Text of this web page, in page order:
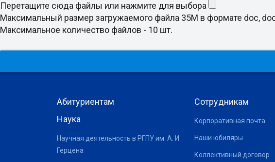
Перетащите сюда файлы или нажмите для выбора
Максимальный размер загружаемого файла 35M в формате doc,
Максимальное количество файлов - 10 шт.
Абитуриентам
Наука
Научная деятельность в РГПУ им. А. И.
Герцена
Сотрудникам
Корпоративная почта
Наши юбиляры
Коллективный договор